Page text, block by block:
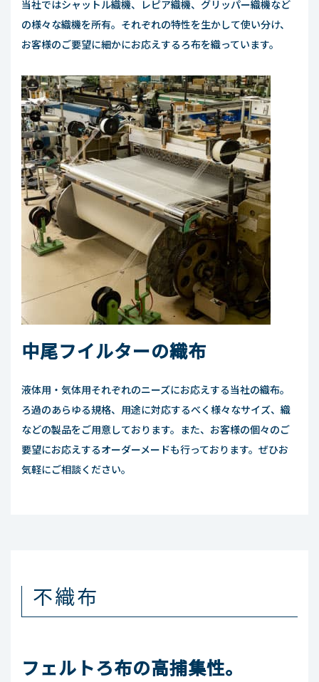
当社ではシャットル織機、レピア織機、グリッパー織機など
の様々な織機を所有。それぞれの特性を生かして使い分け、
お客様のご要望に細かにお応えするろ布を織っています。
中尾フイルターの織布
液体用・気体用それぞれのニーズにお応えする当社の織布。
ろ過のあらゆる規格、用途に対応するべく様々なサイズ、織
などの製品をご用意しております。また、お客様の個々のご
要望にお応えするオーダーメードも行っております。ぜひお
気軽にご相談ください。
不織布
フェルトろ布の高捕集性。